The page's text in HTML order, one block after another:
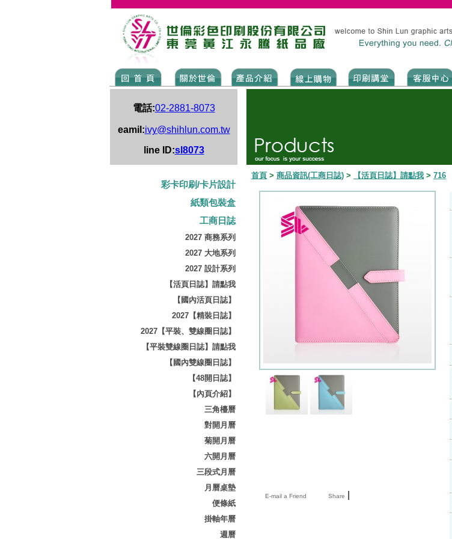
電話:02-2881-8073
eamil:ivy@shihlun.com.tw
line ID:sl8073
彩卡印刷/卡片設計
紙類包裝盒
工商日誌
2027 商務系列
2027 大地系列
2027 設計系列
【活頁日誌】請點我
【國內活頁日誌】
2027【精裝日誌】
2027【平裝、雙線圈日誌】
【平裝雙線圈日誌】請點我
【國內雙線圈日誌】
【48開日誌】
【內頁介紹】
三角檯曆
對開月曆
菊開月曆
六開月曆
三段式月曆
月曆桌墊
便條紙
掛軸年曆
週曆
首頁 > 商品資訊(工商日誌) > 【活頁日誌】請點我 > 716
E-mail a Friend Share